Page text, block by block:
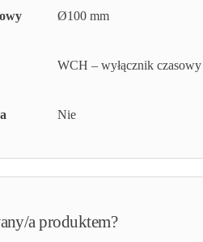
Ø100 mm
WCH – wyłącznik
Nie
a produktem?